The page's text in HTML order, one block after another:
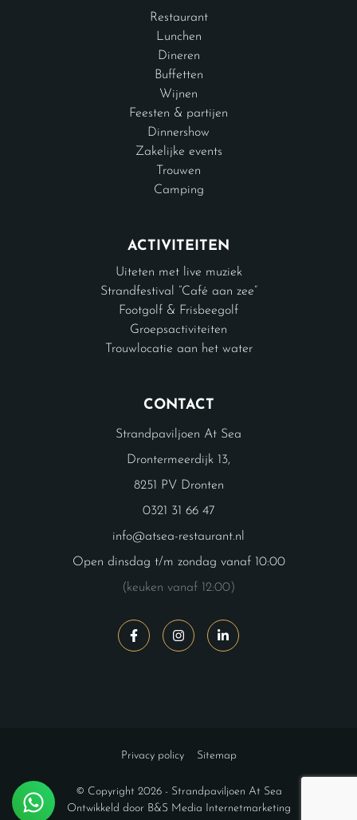
Restaurant
Lunchen
Dineren
Buffetten
Wijnen
Feesten & partijen
Dinnershow
Zakelijke events
Trouwen
Camping
ACTIVITEITEN
Uiteten met live muziek
Strandfestival “Café aan zee”
Footgolf & Frisbeegolf
Groepsactiviteiten
Trouwlocatie aan het water
CONTACT
Strandpaviljoen At Sea
Drontermeerdijk 13,
8251 PV Dronten
0321 31 66 47
info@atsea-restaurant.nl
Open dinsdag t/m zondag vanaf 10:00
(keuken vanaf 12:00)
Privacy policy Sitemap
© Copyright 2026 - Strandpaviljoen At Sea
Ontwikkeld door B&S Media Internetmarketing